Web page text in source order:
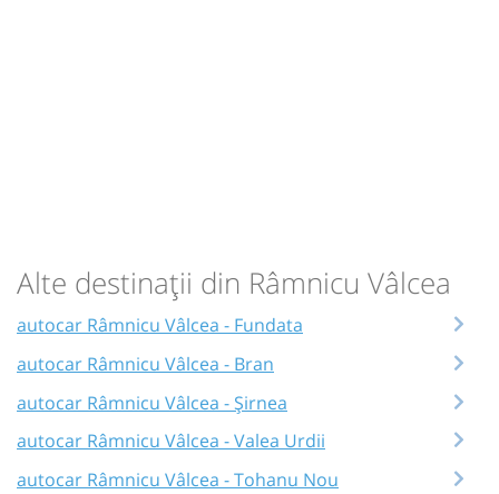
Alte destinații din Râmnicu Vâlcea
autocar Râmnicu Vâlcea - Fundata
autocar Râmnicu Vâlcea - Bran
autocar Râmnicu Vâlcea - Șirnea
autocar Râmnicu Vâlcea - Valea Urdii
autocar Râmnicu Vâlcea - Tohanu Nou